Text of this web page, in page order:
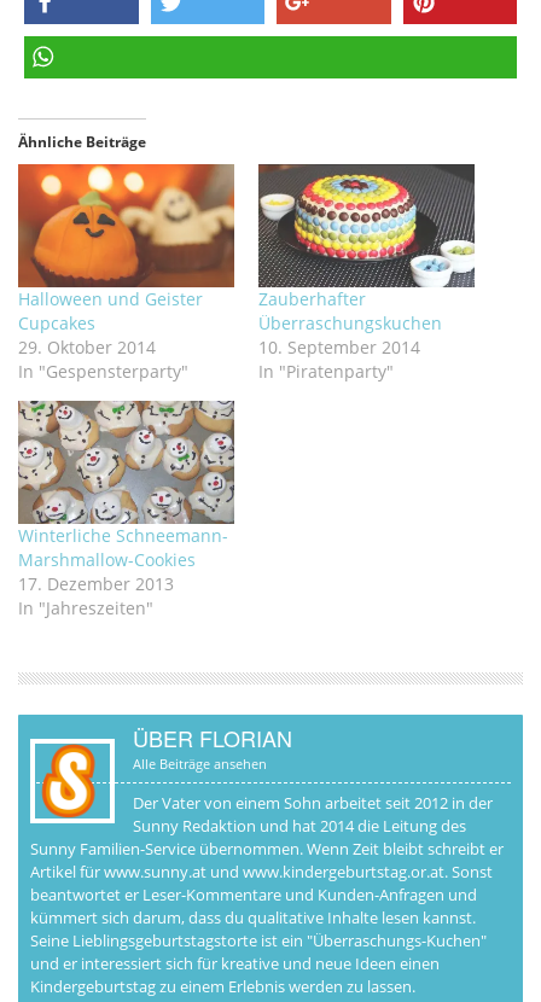
teilen
Ähnliche Beiträge
Halloween und Geister
Cupcakes
29. Oktober 2014
In "Gespensterparty"
Zauberhafter
Überraschungskuchen
10. September 2014
In "Piratenparty"
Winterliche Schneemann-
Marshmallow-Cookies
17. Dezember 2013
In "Jahreszeiten"
ÜBER FLORIAN
Alle Beiträge ansehen
Der Vater von einem Sohn arbeitet seit 2012 in der
Sunny Redaktion und hat 2014 die Leitung des
Sunny Familien-Service übernommen. Wenn Zeit bleibt schreibt er
Artikel für www.sunny.at und www.kindergeburtstag.or.at. Sonst
beantwortet er Leser-Kommentare und Kunden-Anfragen und
kümmert sich darum, dass du qualitative Inhalte lesen kannst.
Seine Lieblingsgeburtstagstorte ist ein "Überraschungs-Kuchen"
und er interessiert sich für kreative und neue Ideen einen
Kindergeburtstag zu einem Erlebnis werden zu lassen.